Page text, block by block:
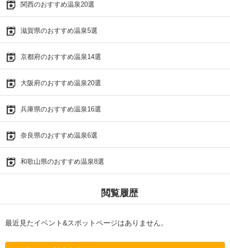
関西のおすすめ温泉20選
滋賀県のおすすめ温泉5選
京都府のおすすめ温泉14選
大阪府のおすすめ温泉20選
兵庫県のおすすめ温泉16選
奈良県のおすすめ温泉6選
和歌山県のおすすめ温泉8選
閲覧履歴
最近見たイベント&スポットページはありません。